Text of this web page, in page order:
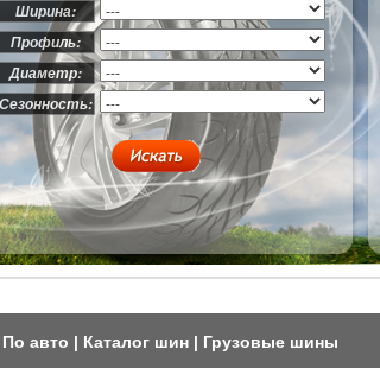
Ширина:
Профиль:
Диаметр:
Сезонность:
По авто | Каталог шин | Грузовые шины